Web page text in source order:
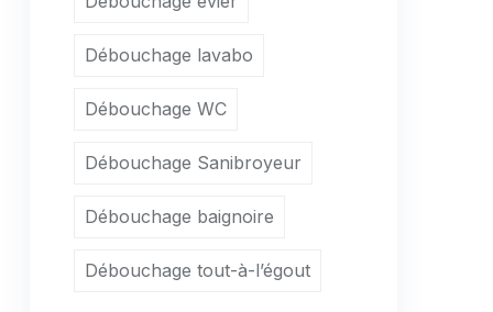
Débouchage WC Bernes-sur-Oise
Débouchage WC Bezons
Débouchage WC Boisemont
Débouchage lavabo
Débouchage WC
Débouchage Sanibroyeur
Débouchage baignoire
Débouchage tout-à-l’égout